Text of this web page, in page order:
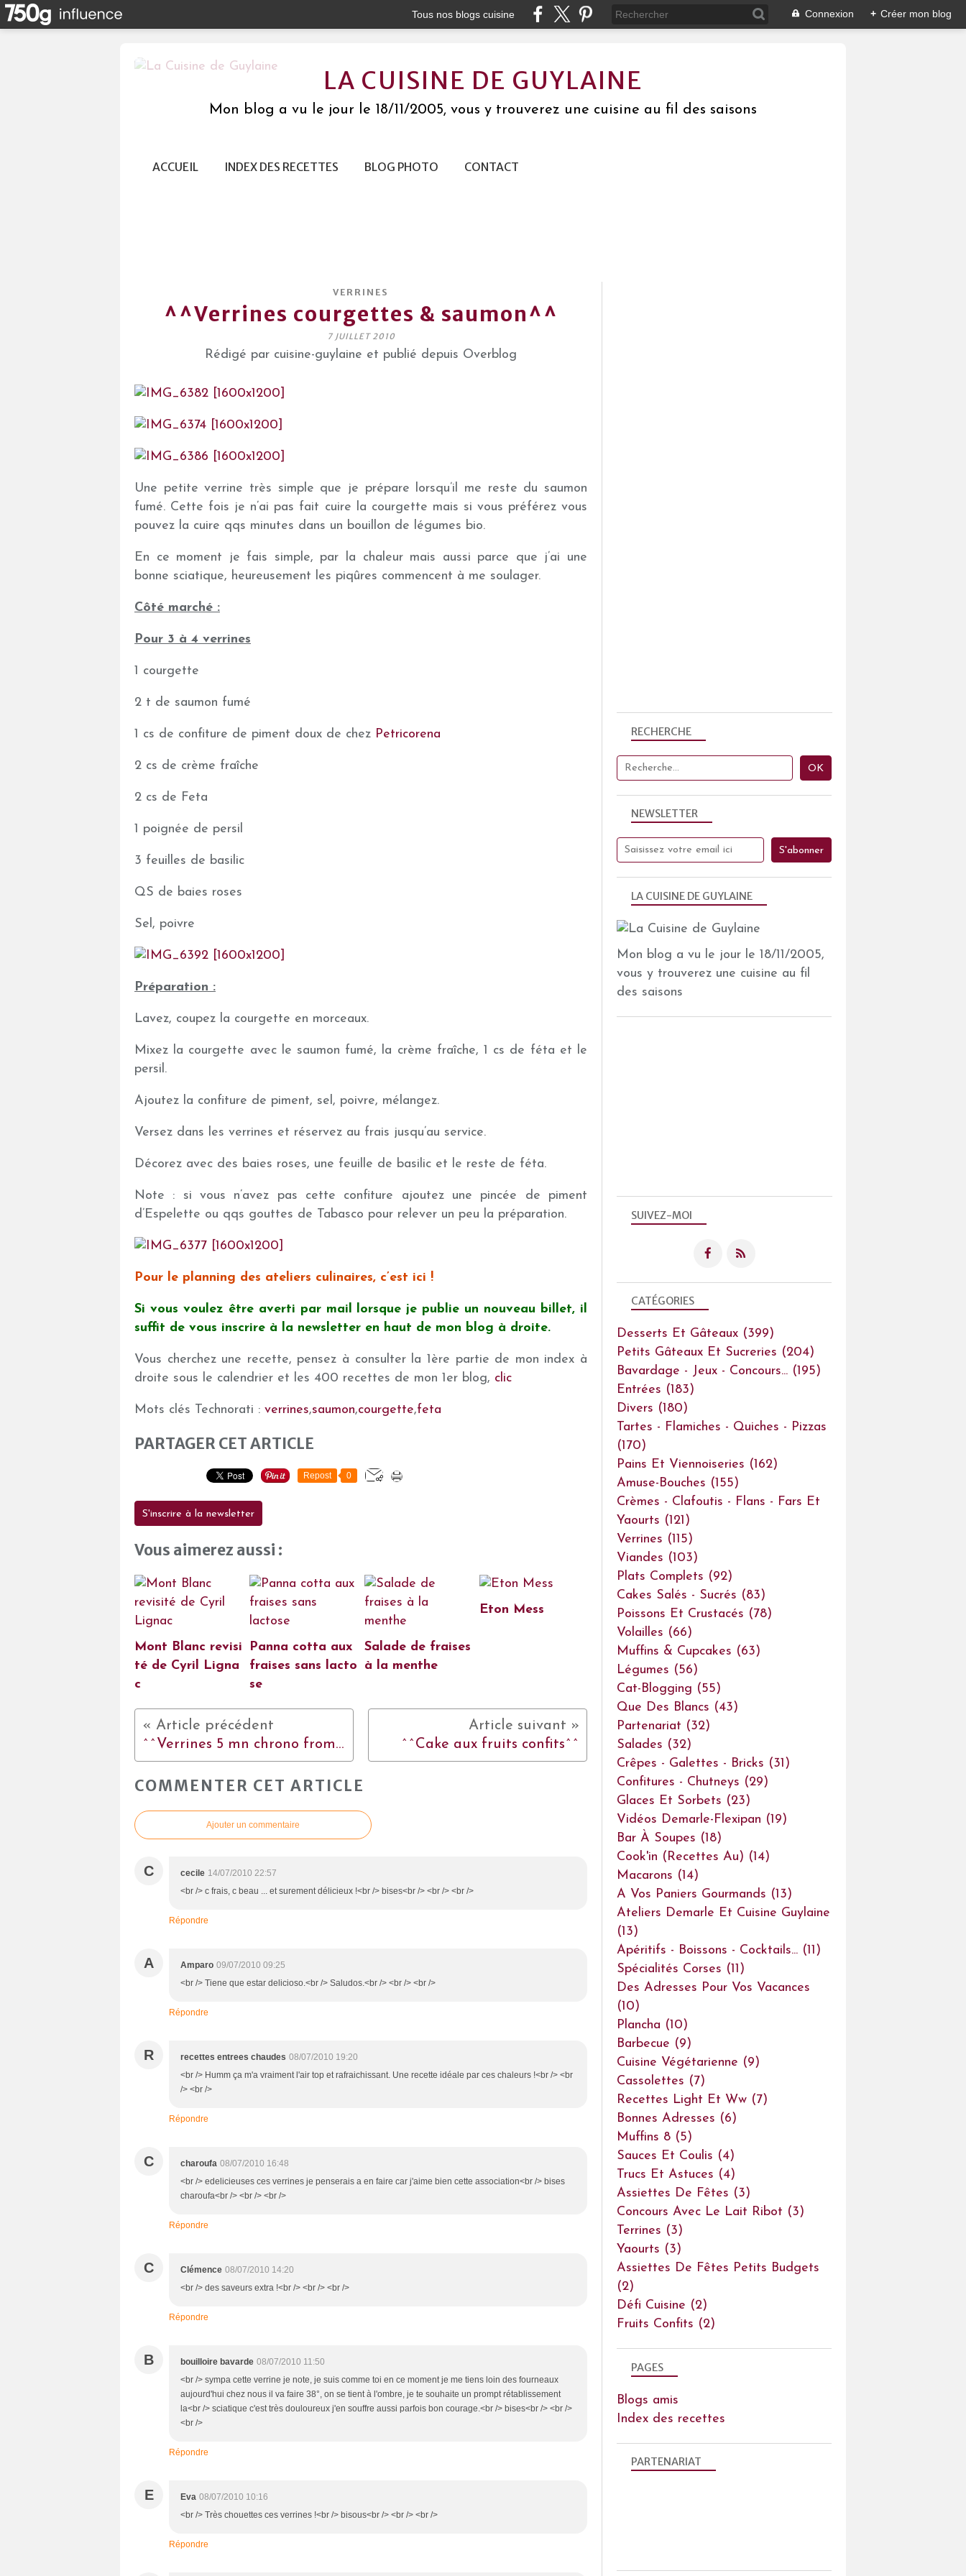
Tous nos blogs cuisine Connexion + Créer mon blog
LA CUISINE DE GUYLAINE
Mon blog a vu le jour le 18/11/2005, vous y trouverez une cuisine au fil des saisons
ACCUEIL INDEX DES RECETTES BLOG PHOTO CONTACT
VERRINES
^^Verrines courgettes & saumon^^
7 JUILLET 2010
Rédigé par cuisine-guylaine et publié depuis Overblog
Une petite verrine très simple que je prépare lorsqu’il me reste du saumon
fumé. Cette fois je n’ai pas fait cuire la courgette mais si vous préférez vous
pouvez la cuire qqs minutes dans un bouillon de légumes bio.
En ce moment je fais simple, par la chaleur mais aussi parce que j’ai une
bonne sciatique, heureusement les piqûres commencent à me soulager.
Côté marché :
Pour 3 à 4 verrines
1 courgette
2 t de saumon fumé
1 cs de confiture de piment doux de chez Petricorena
2 cs de crème fraîche
2 cs de Feta
1 poignée de persil
3 feuilles de basilic
QS de baies roses
Sel, poivre
Préparation :
Lavez, coupez la courgette en morceaux.
Mixez la courgette avec le saumon fumé, la crème fraîche, 1 cs de féta et le
persil.
Ajoutez la confiture de piment, sel, poivre, mélangez.
Versez dans les verrines et réservez au frais jusqu’au service.
Décorez avec des baies roses, une feuille de basilic et le reste de féta.
Note : si vous n’avez pas cette confiture ajoutez une pincée de piment
d’Espelette ou qqs gouttes de Tabasco pour relever un peu la préparation.
Pour le planning des ateliers culinaires, c’est ici !
Si vous voulez être averti par mail lorsque je publie un nouveau billet, il
suffit de vous inscrire à la newsletter en haut de mon blog à droite.
Vous cherchez une recette, pensez à consulter la 1ère partie de mon index à
droite sous le calendrier et les 400 recettes de mon 1er blog, clic
Mots clés Technorati : verrines,saumon,courgette,feta
PARTAGER CET ARTICLE
Repost 0
S'inscrire à la newsletter
Vous aimerez aussi :
Mont Blanc revisi
té de Cyril Ligna
c
Panna cotta aux
fraises sans lacto
se
Salade de fraises
à la menthe
Eton Mess
^^Verrines 5 mn chrono fromage blanc & framboises^^ ^^Cake aux fruits confits^^
COMMENTER CET ARTICLE
Ajouter un commentaire
C cecile 14/07/2010 22:57
<br /> c frais, c beau ... et surement délicieux !<br /> bises<br /> <br /> <br />
Répondre
A Amparo 09/07/2010 09:25
<br /> Tiene que estar delicioso.<br /> Saludos.<br /> <br /> <br />
Répondre
R recettes entrees chaudes 08/07/2010 19:20
<br /> Humm ça m'a vraiment l'air top et rafraichissant. Une recette idéale par ces chaleurs !<br /> <br
/> <br />
Répondre
C charoufa 08/07/2010 16:48
<br /> edelicieuses ces verrines je penserais a en faire car j'aime bien cette association<br /> bises
charoufa<br /> <br /> <br />
Répondre
C Clémence 08/07/2010 14:20
<br /> des saveurs extra !<br /> <br /> <br />
Répondre
B bouilloire bavarde 08/07/2010 11:50
<br /> sympa cette verrine je note, je suis comme toi en ce moment je me tiens loin des fourneaux
aujourd'hui chez nous il va faire 38°, on se tient à l'ombre, je te souhaite un prompt rétablissement
la<br /> sciatique c'est très douloureux j'en souffre aussi parfois bon courage.<br /> bises<br /> <br />
<br />
Répondre
E Eva 08/07/2010 10:16
<br /> Très chouettes ces verrines !<br /> bisous<br /> <br /> <br />
Répondre
NEWSLETTER
SUIVEZ-MOI
RECHERCHE
LA CUISINE DE GUYLAINE
Mon blog a vu le jour le 18/11/2005,
vous y trouverez une cuisine au fil
des saisons
PAGES
Blogs amis
Index des recettes
CATÉGORIES
Desserts Et Gâteaux (399)
Petits Gâteaux Et Sucreries (204)
Bavardage - Jeux - Concours... (195)
Entrées (183)
Divers (180)
Tartes - Flamiches - Quiches - Pizzas
(170)
Pains Et Viennoiseries (162)
Amuse-Bouches (155)
Crèmes - Clafoutis - Flans - Fars Et
Yaourts (121)
Verrines (115)
Viandes (103)
Plats Complets (92)
Cakes Salés - Sucrés (83)
Poissons Et Crustacés (78)
Volailles (66)
Muffins & Cupcakes (63)
Légumes (56)
Cat-Blogging (55)
Que Des Blancs (43)
Partenariat (32)
Salades (32)
Crêpes - Galettes - Bricks (31)
Confitures - Chutneys (29)
Glaces Et Sorbets (23)
Vidéos Demarle-Flexipan (19)
Bar À Soupes (18)
Cook'in (recettes Au) (14)
Macarons (14)
A Vos Paniers Gourmands (13)
Ateliers Demarle Et Cuisine Guylaine
(13)
Apéritifs - Boissons - Cocktails... (11)
Spécialités Corses (11)
Des Adresses Pour Vos Vacances
(10)
Plancha (10)
Barbecue (9)
Cuisine Végétarienne (9)
Cassolettes (7)
Recettes Light Et Ww (7)
Bonnes Adresses (6)
Muffins 8 (5)
Sauces Et Coulis (4)
Trucs Et Astuces (4)
Assiettes De Fêtes (3)
Concours Avec Le Lait Ribot (3)
Terrines (3)
Yaourts (3)
Assiettes De Fêtes Petits Budgets
(2)
Défi Cuisine (2)
Fruits Confits (2)
PARTENARIAT